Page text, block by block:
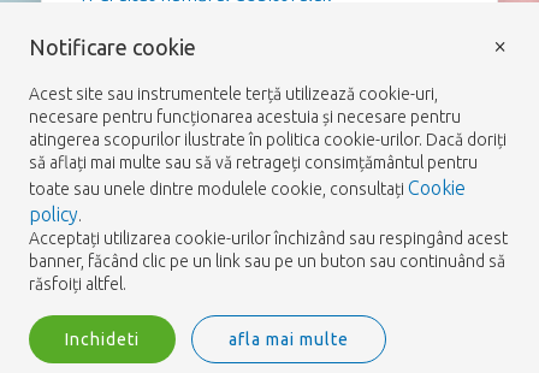
Notificare cookie
Acest site sau instrumentele terță utilizează cookie-uri,
necesare pentru funcționarea acestuia și necesare pentru
atingerea scopurilor ilustrate în politica cookie-urilor. Dacă doriți
să aflați mai multe sau să vă retrageți consimțământul pentru
toate sau unele dintre modulele cookie, consultați Cookie
policy.
Acceptați utilizarea cookie-urilor închizând sau respingând acest
banner, făcând clic pe un link sau pe un buton sau continuând să
răsfoiți altfel.
Inchideti afla mai multe
×